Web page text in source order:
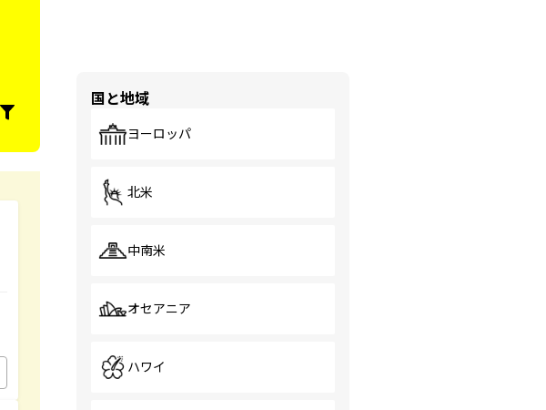
国と地域
ヨーロッパ
北米
中南米
オセアニア
ハワイ